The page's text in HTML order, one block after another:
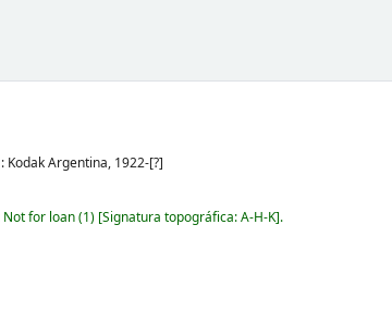
Kodak Argentina, 1922-[?]
Not for loan(1) Signatura topográfica:A-H-K .